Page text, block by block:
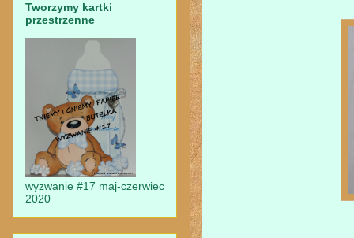
Tworzymy kartki
przestrzenne
wyzwanie #17 maj-czerwiec
2020